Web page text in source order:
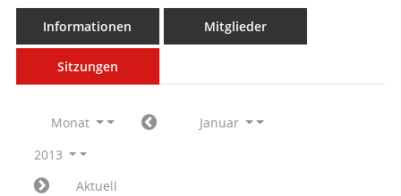
Informationen Mitglieder
Sitzungen
Monat
Januar
2013
Aktuell